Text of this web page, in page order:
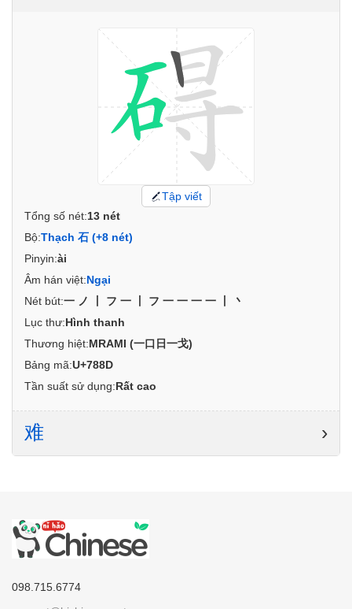
Tập viết
Tổng số nét:13 nét
Bộ:Thạch 石 (+8 nét)
Pinyin:ài
Âm hán việt:Ngại
Nét bút:一ノ丨フ一丨フ一一一一丨丶
Lục thư:Hình thanh
Thương hiệt:MRAMI (一口日一戈)
Bảng mã:U+788D
Tần suất sử dụng:Rất cao
难 ›
098.715.6774